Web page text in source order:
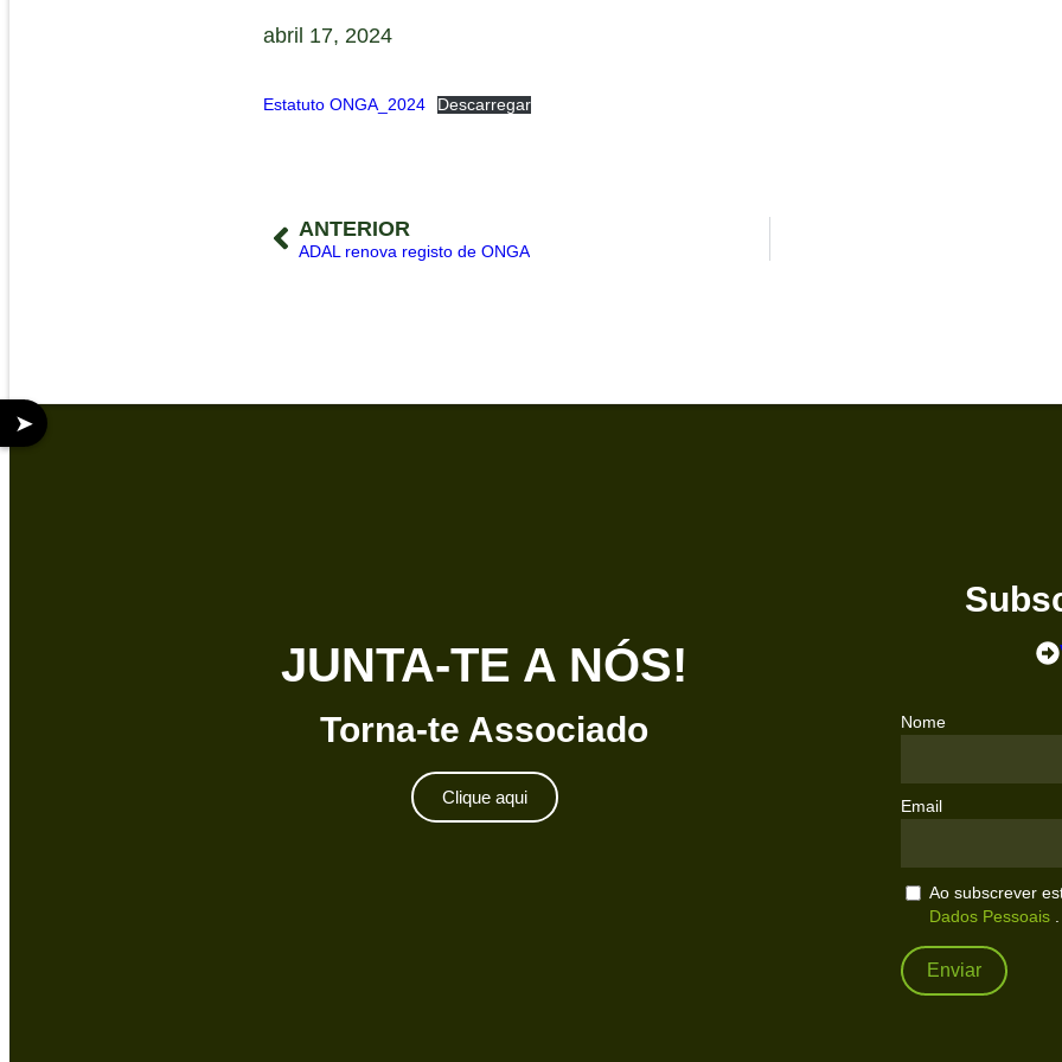
➤
abril 17, 2024
Estatuto ONGA_2024 Descarregar
ANTERIOR
ADAL renova registo de ONGA
JUNTA-TE A NÓS!
Torna-te Associado
Clique aqui
Nome
Email
Ao subscrever
Dados Pessoais